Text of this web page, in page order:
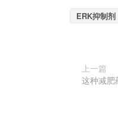
ERK抑制剂
上一篇